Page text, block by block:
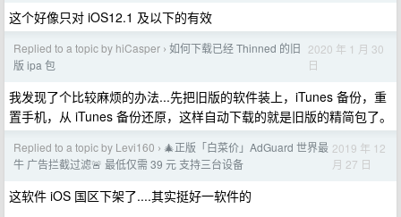
这个好像只对 iOS12.1 及以下的有效
Replied to a topic by hiCasper › 如何下载已经 Thinned 的旧
版 ipa 包
2020 年 1 月 30
日
我发现了个比较麻烦的办法...先把旧版的软件装上，iTunes 备份，重
置手机，从 iTunes 备份还原，这样自动下载的就是旧版的精简包了。
Replied to a topic by Levi160 › 🎄正版「白菜价」AdGuard 世界最
牛 广告拦截过滤🚨 最低仅需 39 元 支持三台设备
2019 年 12
月 27 日
这软件 iOS 国区下架了....其实挺好一软件的